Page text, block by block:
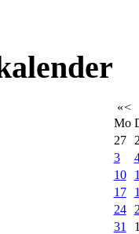
«<
Mo
27
3
10
17
24
31